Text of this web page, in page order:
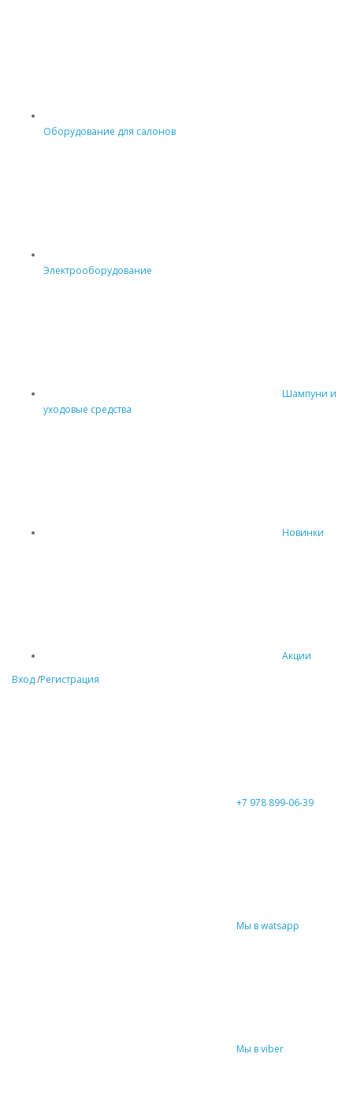
Оборудование для салонов
Электрооборудование
Шампуни и
уходовые средства
Новинки
Акции
Вход/Регистрация
+7 978 899-06-39
Мы в watsapp
Мы в viber